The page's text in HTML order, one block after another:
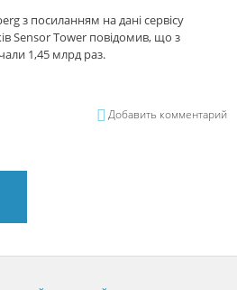
з посиланням на дані сервісу
Sensor Tower повідомив, що з
1,45 млрд раз.
Добавить комментарий